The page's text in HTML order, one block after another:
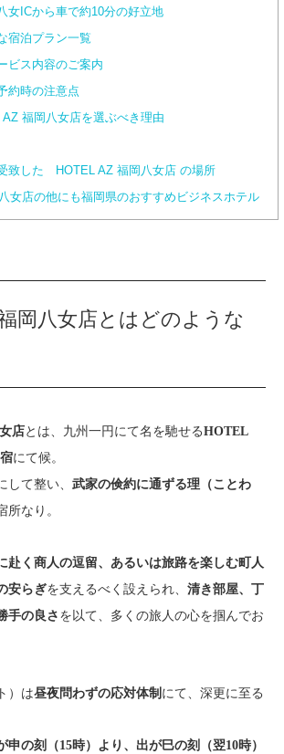
女ICから車で約10分の好立地
宿泊プラン一覧
ビス内容のご案内
約時の注意点
AZ 福岡八女店を選ぶべき理由
致した HOTEL AZ 福岡八女店 の場所
女店の他にも福岡県のおすすめビジネスホテル
岡八女店とはどのような
店とは、九州一円にて名を馳せるHOTEL
にて候。
して整い、 武家の倹約に通ずる理（ことわ
所なり。
赴く商人の逗留、あるいは旅路を楽しむ町人
安らぎを支えるべく設えられ、 清き部屋、丁
手の良さ を以て、多くの旅人の心を掴んでお
）は昼夜問わずの応対体制 にて、深更に至る
申の刻（15時）より、出が巳の刻（翌10時）